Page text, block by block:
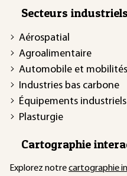
Secteurs industriels
Aérospatial
Agroalimentaire
Automobile et mobilités
Industries bas carbone
Équipements industriels
Plasturgie
Cartographie
Explorez notrecartographie